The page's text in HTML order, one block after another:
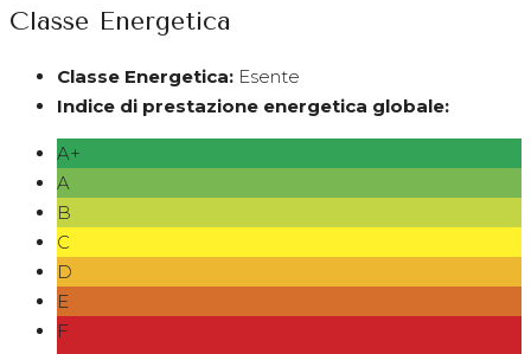
Classe Energetica
Classe Energetica: Esente
Indice di prestazione energetica globale:
A+
A
B
C
D
E
F